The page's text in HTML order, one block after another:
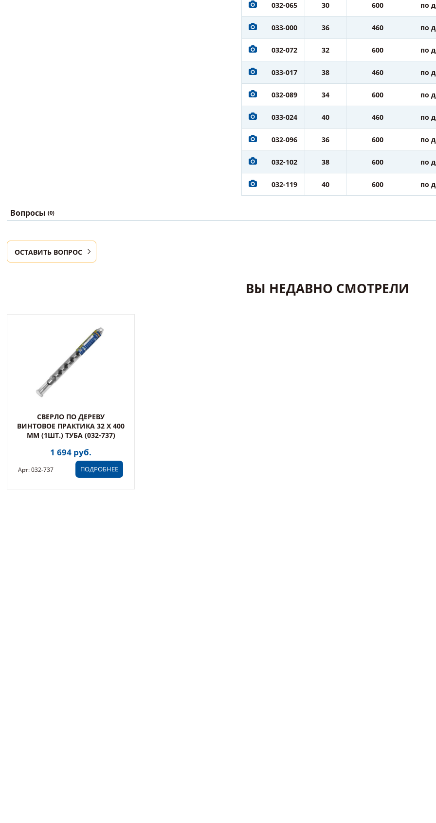
032-065 30 600 по
033-000 36 460 по
032-072 32 600 по
033-017 38 460 по
032-089 34 600 по
033-024 40 460 по
032-096 36 600 по
032-102 38 600 по
032-119 40 600 по
Вопросы (0)
ОСТАВИТЬ ВОПРОС
ВЫ НЕДАВНО СМОТРЕЛИ
СВЕРЛО ПО ДЕРЕВУ
ВИНТОВОЕ ПРАКТИКА 32 Х 400
ММ (1ШТ.) ТУБА (032-737)
1 694 руб.
ПОДРОБНЕЕ
Арт: 032-737